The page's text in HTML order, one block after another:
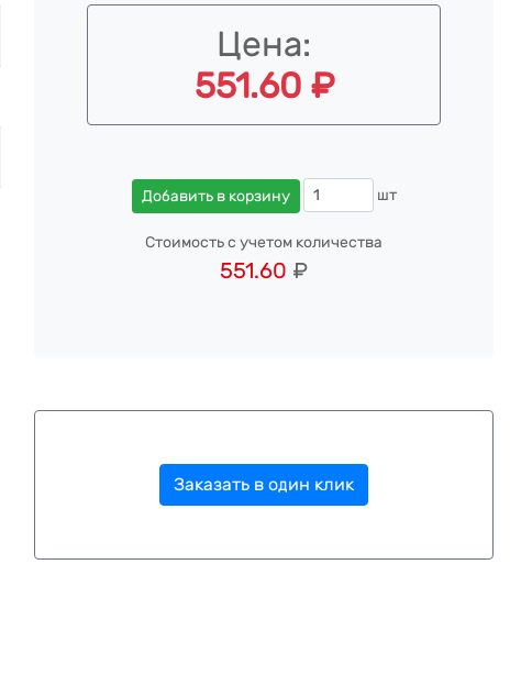
Цена:
551.60 ₽
Добавить в корзину шт
Стоимость с учетом количества
551.60 ₽
Заказать в один клик